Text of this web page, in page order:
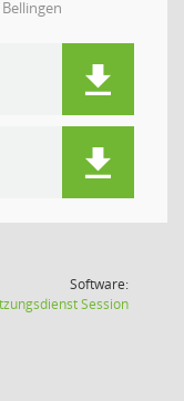
Software:
Session(Wird in